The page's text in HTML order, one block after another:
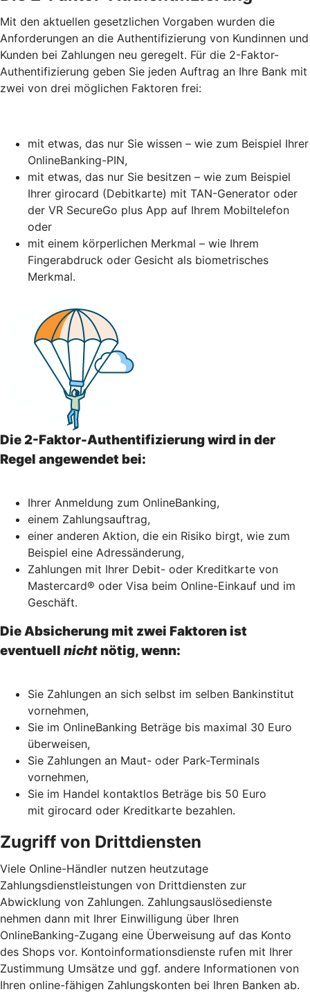
Mit den aktuellen gesetzlichen Vorgaben wurden die
Anforderungen an die Authentifizierung von Kundinnen und
Kunden bei Zahlungen neu geregelt. Für die 2-Faktor-
Authentifizierung geben Sie jeden Auftrag an Ihre Bank mit
zwei von drei möglichen Faktoren frei:
mit etwas, das nur Sie wissen – wie zum Beispiel Ihrer
OnlineBanking-PIN,
mit etwas, das nur Sie besitzen – wie zum Beispiel
Ihrer girocard (Debitkarte) mit TAN-Generator oder
der VR SecureGo plus App auf Ihrem Mobiltelefon
oder
mit einem körperlichen Merkmal – wie Ihrem
Fingerabdruck oder Gesicht als biometrisches
Merkmal.
Die 2-Faktor-Authentifizierung wird in der
Regel angewendet bei:
Ihrer Anmeldung zum OnlineBanking,
einem Zahlungsauftrag,
einer anderen Aktion, die ein Risiko birgt, wie zum
Beispiel eine Adressänderung,
Zahlungen mit Ihrer Debit- oder Kreditkarte von
Mastercard® oder Visa beim Online-Einkauf und im
Geschäft.
Die Absicherung mit zwei Faktoren ist
eventuell nicht nötig, wenn:
Sie Zahlungen an sich selbst im selben Bankinstitut
vornehmen,
Sie im OnlineBanking Beträge bis maximal 30 Euro
überweisen,
Sie Zahlungen an Maut- oder Park-Terminals
vornehmen,
Sie im Handel kontaktlos Beträge bis 50 Euro
mit girocard oder Kreditkarte bezahlen.
Zugriff von Drittdiensten
Viele Online-Händler nutzen heutzutage
Zahlungsdienstleistungen von Drittdiensten zur
Abwicklung von Zahlungen. Zahlungsauslösedienste
nehmen dann mit Ihrer Einwilligung über Ihren
OnlineBanking-Zugang eine Überweisung auf das Konto
des Shops vor. Kontoinformationsdienste rufen mit Ihrer
Zustimmung Umsätze und ggf. andere Informationen von
Ihren online-fähigen Zahlungskonten bei Ihren Banken ab.